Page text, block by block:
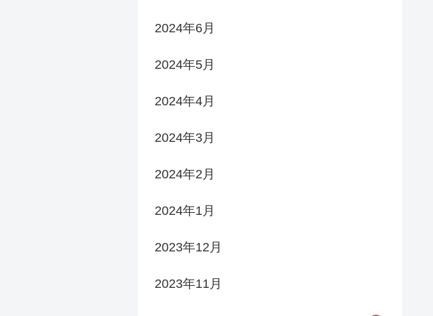
2024年6月
2024年5月
2024年4月
2024年3月
2024年2月
2024年1月
2023年12月
2023年11月